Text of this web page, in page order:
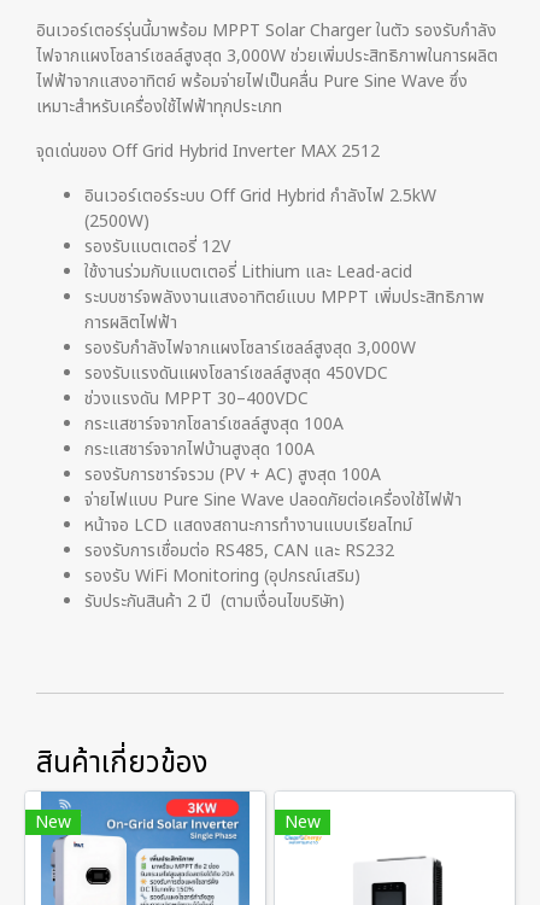
อินเวอร์เตอร์รุ่นนี้มาพร้อม MPPT Solar Charger ในตัว รองรับกำลัง
ไฟจากแผงโซลาร์เซลล์สูงสุด 3,000W ช่วยเพิ่มประสิทธิภาพในการผลิต
ไฟฟ้าจากแสงอาทิตย์ พร้อมจ่ายไฟเป็นคลื่น Pure Sine Wave ซึ่ง
เหมาะสำหรับเครื่องใช้ไฟฟ้าทุกประเภท
จุดเด่นของ Off Grid Hybrid Inverter MAX 2512
อินเวอร์เตอร์ระบบ Off Grid Hybrid กำลังไฟ 2.5kW
(2500W)
รองรับแบตเตอรี่ 12V
ใช้งานร่วมกับแบตเตอรี่ Lithium และ Lead-acid
ระบบชาร์จพลังงานแสงอาทิตย์แบบ MPPT เพิ่มประสิทธิภาพ
การผลิตไฟฟ้า
รองรับกำลังไฟจากแผงโซลาร์เซลล์สูงสุด 3,000W
รองรับแรงดันแผงโซลาร์เซลล์สูงสุด 450VDC
ช่วงแรงดัน MPPT 30–400VDC
กระแสชาร์จจากโซลาร์เซลล์สูงสุด 100A
กระแสชาร์จจากไฟบ้านสูงสุด 100A
รองรับการชาร์จรวม (PV + AC) สูงสุด 100A
จ่ายไฟแบบ Pure Sine Wave ปลอดภัยต่อเครื่องใช้ไฟฟ้า
หน้าจอ LCD แสดงสถานะการทำงานแบบเรียลไทม์
รองรับการเชื่อมต่อ RS485, CAN และ RS232
รองรับ WiFi Monitoring (อุปกรณ์เสริม)
รับประกันสินค้า 2 ปี (ตามเงื่อนไขบริษัท)
สินค้าเกี่ยวข้อง
New New